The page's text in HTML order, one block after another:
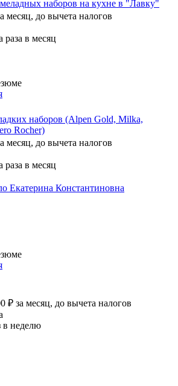
наборов на кухне в "Лавку"
месяц, до вычета налогов
в месяц
наборов (Alpen Gold, Milka,
Rocher)
месяц, до вычета налогов
в месяц
Екатерина Константиновна
₽ за месяц, до вычета налогов
в неделю